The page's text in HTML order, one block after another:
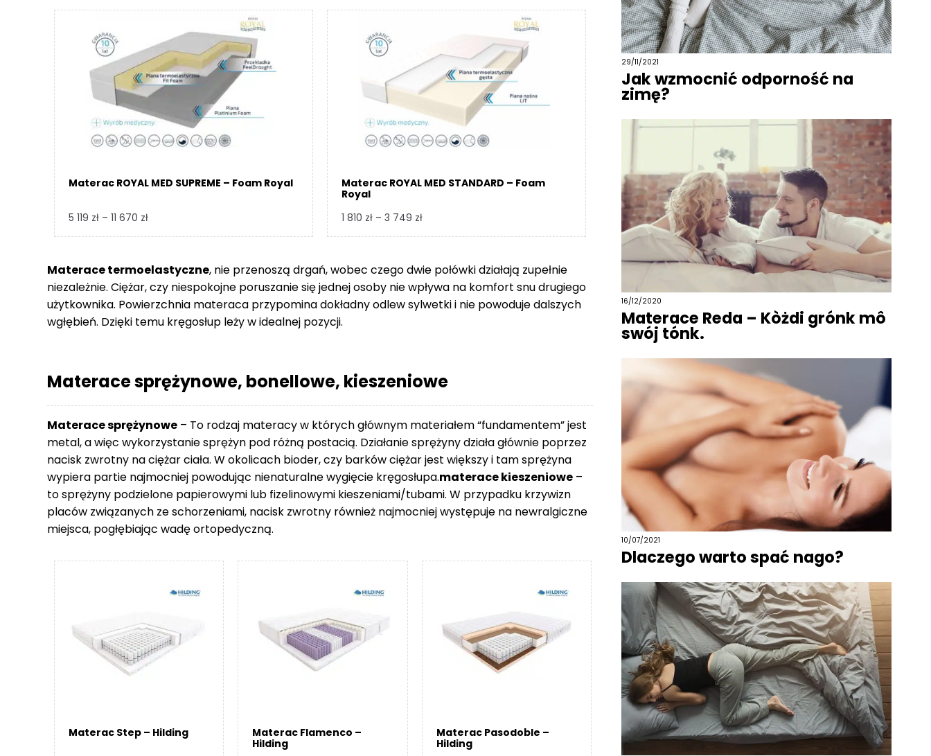
Materac ROYAL MED SUPREME – Foam Royal
5 119 zł – 11 670 złZakres
5
119 zł
do
11
670 zł
Materac ROYAL MED STANDARD – Foam
Royal
1 810 zł – 3 749 złZakres
1
810 zł
do
3
Materace termoelastyczne, nie przenoszą drgań, wobec czego dwie połówki działają zupełnie
niezależnie. Ciężar, czy niespokojne poruszanie się jednej osoby nie wpływa na komfort snu drugiego
użytkownika. Powierzchnia materaca przypomina dokładny odlew sylwetki i nie powoduje dalszych
wgłębień. Dzięki temu kręgosłup leży w idealnej pozycji.
Materace sprężynowe, bonellowe, kieszeniowe
Materace sprężynowe– To rodzaj materacy w których głównym materiałem “fundamentem” jest
metal, a więc wykorzystanie sprężyn pod różną postacią. Działanie sprężyny działa głównie poprzez
nacisk zwrotny na ciężar ciała. W okolicach bioder, czy barków ciężar jest większy i tam sprężyna
wypiera partie najmocniej powodując nienaturalne wygięcie kręgosłupa.materace kieszeniowe–
to sprężyny podzielone papierowymi lub fizelinowymi kieszeniami/tubami. W przypadku krzywizn
placów związanych ze schorzeniami, nacisk zwrotny również najmocniej występuje na newralgiczne
miejsca, pogłębiając wadę ortopedyczną.
Materac Step – Hilding
Materac Flamenco –
Hilding
Materac Pasodoble –
Hilding
29/11/2021
Jak wzmocnić odporność na
zimę?
16/12/2020
Materace Reda – Kòżdi grónk mô
swój tónk.
10/07/2021
Dlaczego warto spać nago?